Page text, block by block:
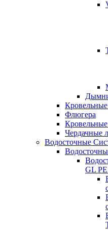
Флюгера
Чердачные
Водосточные
GL